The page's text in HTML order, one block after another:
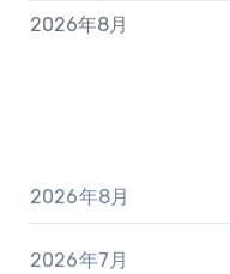
2026年8月
2026年8月
2026年7月